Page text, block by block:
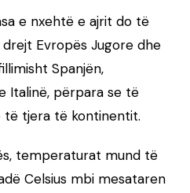
e nxehtë e ajrit do të
Evropës Jugore dhe
Spanjën,
Italinë, përpara se të
të tjera të kontinentit.
temperaturat mund të
Celsius mbi mesataren